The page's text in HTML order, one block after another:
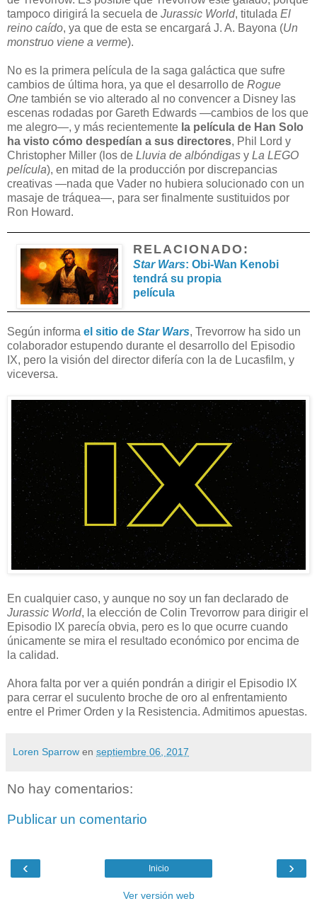
tampoco dirigirá la secuela de Jurassic World, titulada El
reino caído, ya que de esta se encargará J. A. Bayona (Un
monstruo viene a verme).
No es la primera película de la saga galáctica que sufre
cambios de última hora, ya que el desarrollo de Rogue
One también se vio alterado al no convencer a Disney las
escenas rodadas por Gareth Edwards —cambios de los que
me alegro—, y más recientemente la película de Han Solo
ha visto cómo despedían a sus directores, Phil Lord y
Christopher Miller (los de Lluvia de albóndigas y La LEGO
película), en mitad de la producción por discrepancias
creativas —nada que Vader no hubiera solucionado con un
masaje de tráquea—, para ser finalmente sustituidos por
Ron Howard.
RELACIONADO:
Star Wars: Obi-Wan Kenobi
tendrá su propia
película
Según informa el sitio de Star Wars, Trevorrow ha sido un
colaborador estupendo durante el desarrollo del Episodio
IX, pero la visión del director difería con la de Lucasfilm, y
viceversa.
En cualquier caso, y aunque no soy un fan declarado de
Jurassic World, la elección de Colin Trevorrow para dirigir el
Episodio IX parecía obvia, pero es lo que ocurre cuando
únicamente se mira el resultado económico por encima de
la calidad.
Ahora falta por ver a quién pondrán a dirigir el Episodio IX
para cerrar el suculento broche de oro al enfrentamiento
entre el Primer Orden y la Resistencia. Admitimos apuestas.
Loren Sparrow en septiembre 06, 2017
No hay comentarios:
Publicar un comentario
‹ ›
Inicio
Ver versión web